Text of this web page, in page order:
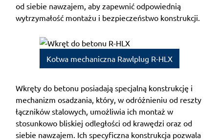
od siebie nawzajem, aby zapewnić odpowiednią
wytrzymałość montażu i bezpieczeństwo konstrukcji.
Kotwa mechaniczna Rawlplug R-HLX
Wkręty do betonu posiadają specjalną konstrukcję i
mechanizm osadzania, który, w odróżnieniu od reszty
łączników stalowych, umożliwia ich montaż w
stosunkowo bliskiej odległości od krawędzi oraz od
siebie nawzajem. Ich specyficzna konstrukcja pozwala